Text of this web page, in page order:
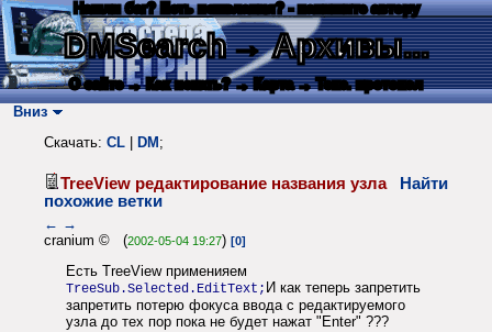
Нашли баг? Есть пожелания? - напишите автору
DMSearch→ Архивы...
О сайте → Как искать? → Карта → Текс. протокол
Вниз
Скачать: CL DM ;
TreeView редактирование названия узла
Найти
похожие ветки
← →
cranium © (2002-05-04 19:27) [0]
Есть TreeView применияем
TreeSub.Selected.EditText; И как теперь запретить
запретить потерю фокуса ввода с редактируемого
узла до тех пор пока не будет нажат "Enter" ???